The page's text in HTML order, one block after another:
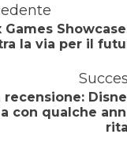
Games
la via per il
recensione:
con qualche